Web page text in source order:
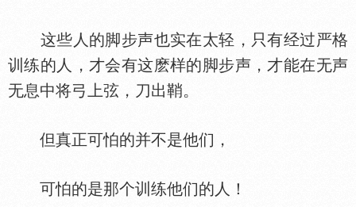
这些人的脚步声也实在太轻，只有经过严格
训练的人，才会有这麽样的脚步声，才能在无声
无息中将弓上弦，刀出鞘。
但真正可怕的并不是他们，
可怕的是那个训练他们的人！